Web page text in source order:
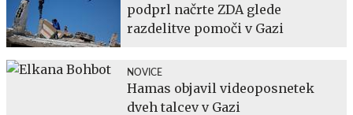
podprl načrte ZDA glede
razdelitve pomoči v Gazi
NOVICE
Hamas objavil videoposnetek
dveh talcev v Gazi